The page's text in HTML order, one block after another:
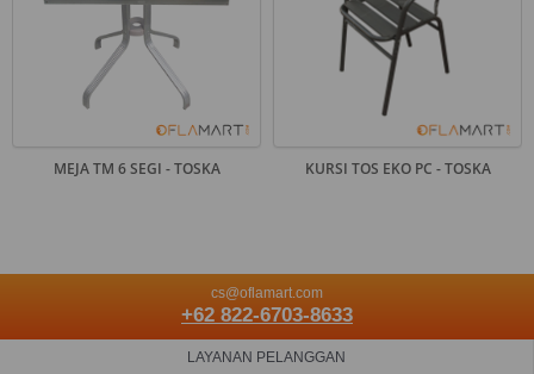
MEJA TM 6 SEGI - TOSKA KURSI TOS EKO PC - TOSKA
cs@oflamart.com
+62 822-6703-8633
LAYANAN PELANGGAN